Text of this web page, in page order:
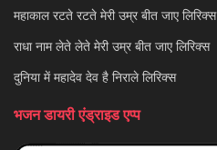
महाकाल रटते रटते मेरी उम्र बीत जाए लिरिक्स
राधा नाम लेते लेते मेरी उम्र बीत जाए लिरिक्स
दुनिया में महादेव देव है निराले लिरिक्स
भजन डायरी एंड्राइड एप्प